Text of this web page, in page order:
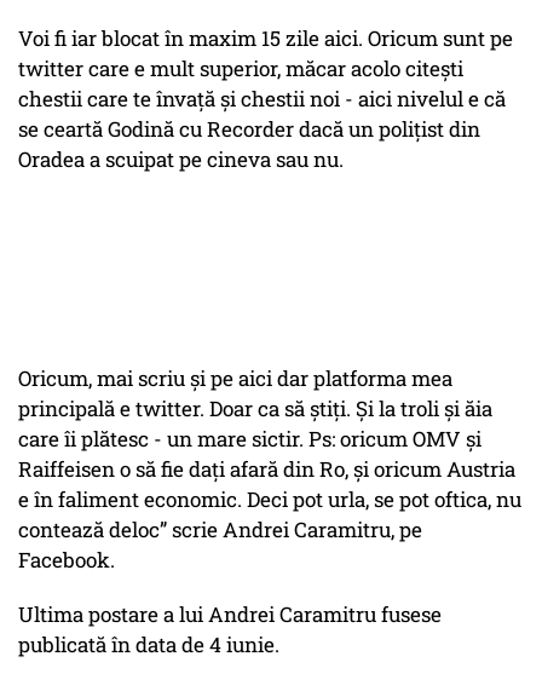
Voi fi iar blocat în maxim 15 zile aici. Oricum sunt pe
twitter care e mult superior, măcar acolo citești
chestii care te învață și chestii noi - aici nivelul e că
se ceartă Godină cu Recorder dacă un polițist din
Oradea a scuipat pe cineva sau nu.
Oricum, mai scriu și pe aici dar platforma mea
principală e twitter. Doar ca să știți. Și la troli și ăia
care îi plătesc - un mare sictir. Ps: oricum OMV și
Raiffeisen o să fie dați afară din Ro, și oricum Austria
e în faliment economic. Deci pot urla, se pot oftica, nu
contează deloc” scrie Andrei Caramitru, pe
Facebook.
Ultima postare a lui Andrei Caramitru fusese
publicată în data de 4 iunie.